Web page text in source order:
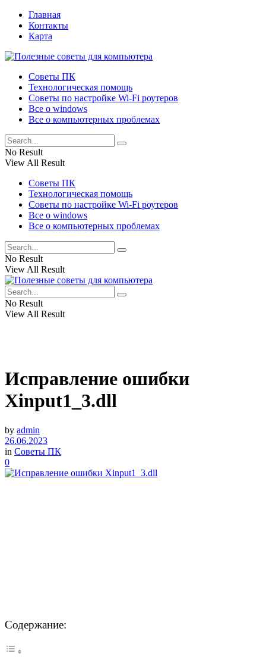
Главная
Контакты
Карта
Советы ПК
Технологическая помощь
Советы по настройке Wi-Fi роутеров
Все о windows
Все о компьютерных проблемах
No Result
View All Result
Советы ПК
Технологическая помощь
Советы по настройке Wi-Fi роутеров
Все о windows
Все о компьютерных проблемах
No Result
View All Result
No Result
View All Result
Исправление ошибки
Xinput1_3.dll
by admin
26.06.2023
in Советы ПК
0
Содержание: